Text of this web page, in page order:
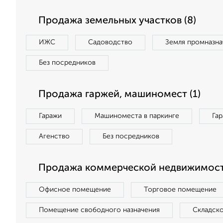
Продажа земельных участков (8)
ИЖС Садоводство Земля
Без посредников
Продажа гаржей, машиномест (1)
Гаражи Машиноместа в паркинге
Агенство Без посредников
Продажа коммерческой
Офисное помещение Торговое помещение
Помещение свободного назначения